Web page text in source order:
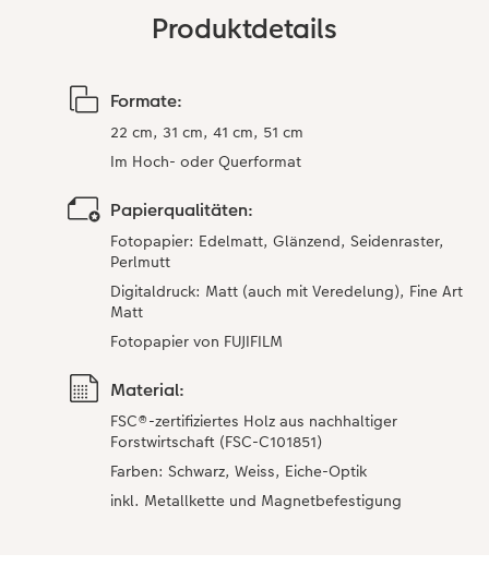
Produktdetails
Formate:
22 cm, 31 cm, 41 cm, 51 cm ​
Im Hoch- oder Querformat
Papierqualitäten:
Fotopapier: Edelmatt, Glänzend, Seidenraster,
Perlmutt
Digitaldruck: Matt (auch mit Veredelung), Fine Art
Matt
Fotopapier von FUJIFILM
Material:
FSC®-zertifiziertes Holz aus nachhaltiger
Forstwirtschaft (FSC-C101851)
Farben: Schwarz, Weiss, Eiche-Optik
inkl. Metallkette und Magnetbefestigung